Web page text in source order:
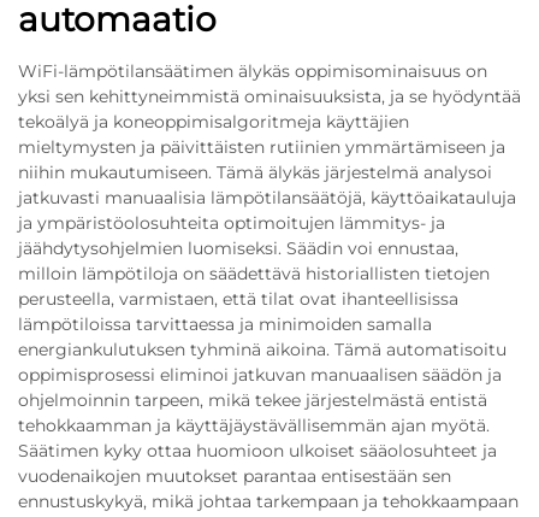
automaatio
WiFi-lämpötilansäätimen älykäs oppimisominaisuus on
yksi sen kehittyneimmistä ominaisuuksista, ja se hyödyntää
tekoälyä ja koneoppimisalgoritmeja käyttäjien
mieltymysten ja päivittäisten rutiinien ymmärtämiseen ja
niihin mukautumiseen. Tämä älykäs järjestelmä analysoi
jatkuvasti manuaalisia lämpötilansäätöjä, käyttöaikatauluja
ja ympäristöolosuhteita optimoitujen lämmitys- ja
jäähdytysohjelmien luomiseksi. Säädin voi ennustaa,
milloin lämpötiloja on säädettävä historiallisten tietojen
perusteella, varmistaen, että tilat ovat ihanteellisissa
lämpötiloissa tarvittaessa ja minimoiden samalla
energiankulutuksen tyhminä aikoina. Tämä automatisoitu
oppimisprosessi eliminoi jatkuvan manuaalisen säädön ja
ohjelmoinnin tarpeen, mikä tekee järjestelmästä entistä
tehokkaamman ja käyttäjäystävällisemmän ajan myötä.
Säätimen kyky ottaa huomioon ulkoiset sääolosuhteet ja
vuodenaikojen muutokset parantaa entisestään sen
ennustuskykyä, mikä johtaa tarkempaan ja tehokkaampaan